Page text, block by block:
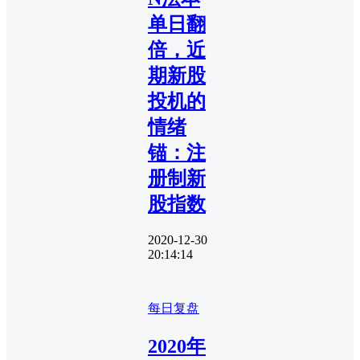
单日翻
倍，近
期新股
投机的
情绪
锚：注
册制新
股指数
2020-12-30
20:14:14
每日复盘
2020年